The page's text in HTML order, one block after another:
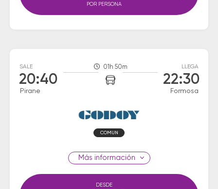
POR PERSONA
SALE
20:40
Pirane
01h 50m LLEGA
22:30
Formosa
COMUN
información
DESDE